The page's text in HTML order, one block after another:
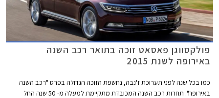
פולקסווגן פאסאט זוכה בתואר רכב השנה
באירופה לשנת 2015
כמו בכל שנה לפני תערוכת ז'נבה, נחשפת הזוכה הגדולה בפרס "רכב השנה
באירופה". תחרות רכב השנה המכובדת מתקיימת למעלה מ- 50 שנה החל